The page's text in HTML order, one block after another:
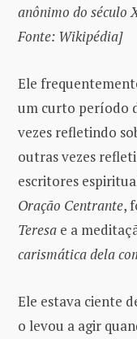
anônimo do século
Fonte: Wikipédia]
Ele
um curto período
vezes refletindo
outras vezes
escritores
Oração Centrante,
Teresa e a
carismática dela
Ele estava ciente
o levou a agir